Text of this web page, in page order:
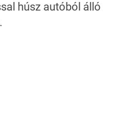
húsz autóból álló